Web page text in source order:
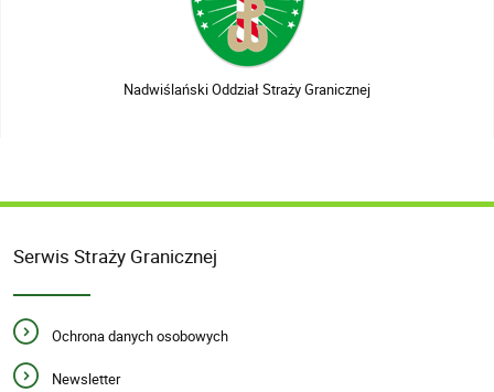
Nadwiślański Oddział Straży Granicznej
Serwis Straży Granicznej
Ochrona danych osobowych
Newsletter